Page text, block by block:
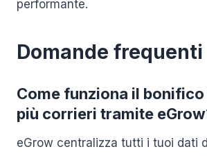
performante.
Domande frequenti
Come funziona il bonifico
più corrieri tramite
eGrow centralizza tutti i tuoi dati